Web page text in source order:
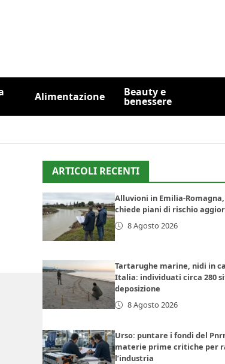
Alimentazione Beauty e
benessere
ARTICOLI RECENTI
Alluvioni in Emilia-
chiede piani di rischio
8 Agosto 2026
Tartarughe marine, nidi in
Italia: individuati circa 280
deposizione
8 Agosto 2026
Urso: puntare i fondi del
materie prime critiche per
l’industria